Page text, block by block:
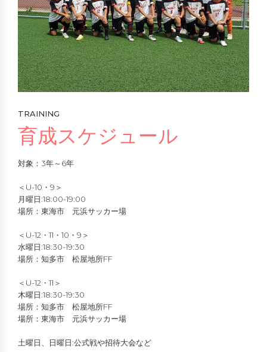
TRAINING
育成スケジュール
対象：3年～6年
＜U-10・9＞
月曜日:18:00-19:00
場所：東海市 元浜サッカー場
＜U-12・11・10・9＞
水曜日:18:30-19:30
場所：知多市 松屋地所FF
＜U-12・11＞
木曜日:18:30-19:30
場所：知多市 松屋地所FF
場所：東海市 元浜サッカー場
土曜日、日曜日:公式戦や招待大会など